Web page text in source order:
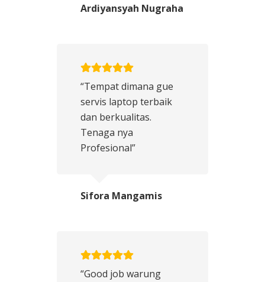
Ardiyansyah Nugraha
“Tempat dimana gue
servis laptop terbaik
dan berkualitas.
Tenaga nya
Profesional”
Sifora Mangamis
“Good job warung